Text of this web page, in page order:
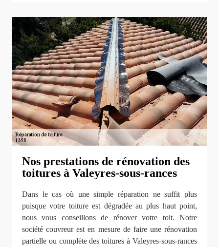
Nos prestations de rénovation des
toitures à Valeyres-sous-rances
Dans le cas où une simple réparation ne suffit plus
puisque votre toiture est dégradée au plus haut point,
nous vous conseillons de rénover votre toit. Notre
société couvreur est en mesure de faire une rénovation
partielle ou complète des toitures à Valeyres-sous-rances